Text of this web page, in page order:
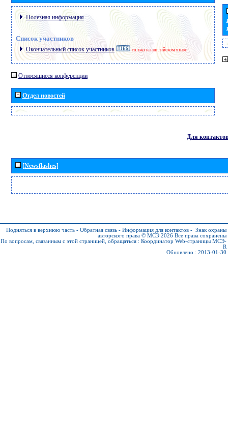
Полезная информация
Список участников
Окончательный список участников только на английском языке
Относящиеся конференции
Отдел новостей
Для контактов
[Newsflashes]
Подняться в верхнюю часть - Обратная связь - Информация для контактов - Знак охраны
авторского права © МСЭ 2026 Все права сохранены
По вопросам, связанным с этой страницей, обращаться : Координатор Web-страницы МСЭ-
R
Обновлено : 2013-01-30